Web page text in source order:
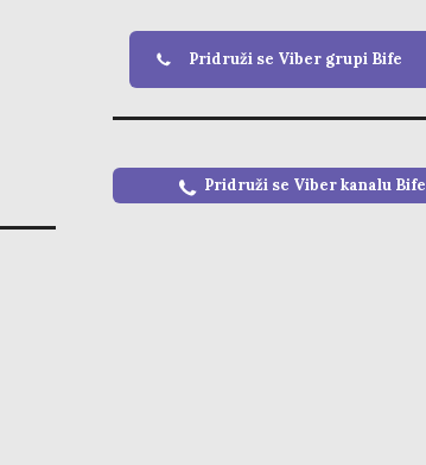
Pridruži se Viber grupi Bife
Pridruži se Viber kanalu Bife